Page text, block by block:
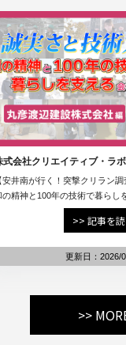
式会社クリエイティブ・ラボ
安井南が行く！突撃クリラン
の精神と100年の技術で暮らし
>> 記事を
更新日：2026/
>>